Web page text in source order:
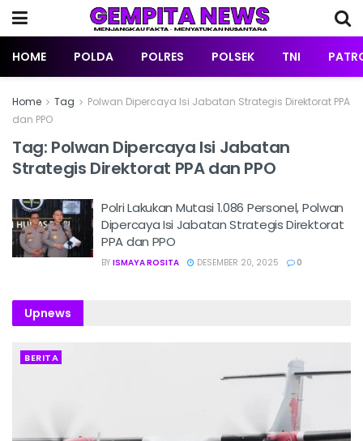
HOME POLDA POLRES POLSEK TNI
Home Tag
Polwan Dipercaya Isi Jabatan Strategis Direktorat PPA
dan PPO
Tag: Polwan Dipercaya Isi Jabatan
Strategis Direktorat PPA dan PPO
Polri Lakukan Mutasi 1.086 Personel, Polwan
Dipercaya Isi Jabatan Strategis Direktorat
PPA dan PPO
BY ISMAYA ROSITA DESEMBER 20, 2025 0
Upnews
BERITA